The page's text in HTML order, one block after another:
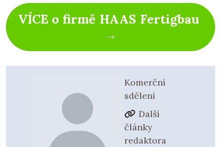
VÍCE o firmě HAAS Fertigbau
→
Komerční
sdělení
Další
články
redaktora